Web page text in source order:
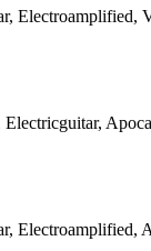
Electroamplified,
Electroamplified,